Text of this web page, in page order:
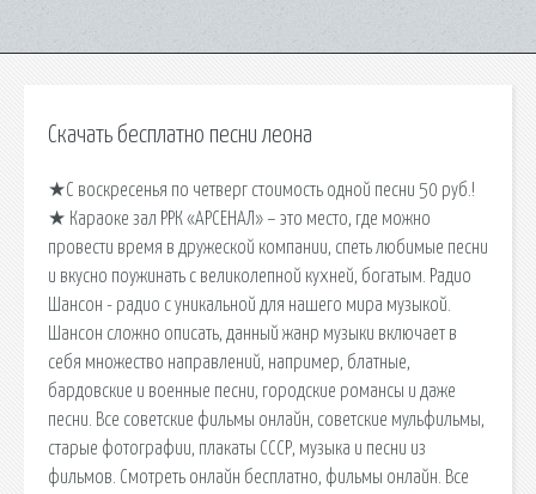
Скачать бесплатно песни леона
★С воскресенья по четверг стоимость одной песни 50 руб.!
★ Караоке зал РРК «АРСЕНАЛ» – это место, где можно
провести время в дружеской компании, спеть любимые песни
и вкусно поужинать с великолепной кухней, богатым. Радио
Шансон - радио с уникальной для нашего мира музыкой.
Шансон сложно описать, данный жанр музыки включает в
себя множество направлений, например, блатные,
бардовские и военные песни, городские романсы и даже
песни. Все советские фильмы онлайн, советские мульфильмы,
старые фотографии, плакаты СССР, музыка и песни из
фильмов. Смотреть онлайн бесплатно, фильмы онлайн. Все